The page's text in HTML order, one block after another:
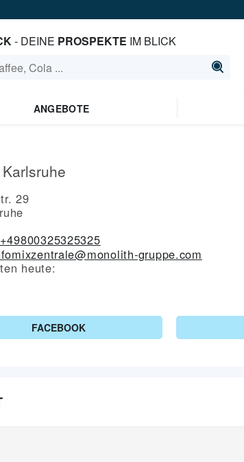
- DEINE PROSPEKTE IM BLICK
ANGEBOTE
29
+49800325325325
gruppe.com
heute:
FACEBOOK